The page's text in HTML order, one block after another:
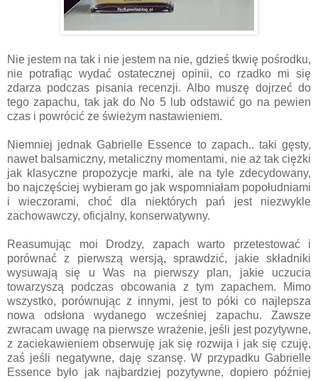
Nie jestem na tak i nie jestem na nie, gdzieś tkwię pośrodku,
nie potrafiąc wydać ostatecznej opinii, co rzadko mi się
zdarza podczas pisania recenzji. Albo muszę dojrzeć do
tego zapachu, tak jak do No 5 lub odstawić go na pewien
czas i powrócić ze świeżym nastawieniem.
Niemniej jednak Gabrielle Essence to zapach.. taki gęsty,
nawet balsamiczny, metaliczny momentami, nie aż tak ciężki
jak klasyczne propozycje marki, ale na tyle zdecydowany,
bo najczęściej wybieram go jak wspomniałam popołudniami
i wieczorami, choć dla niektórych pań jest niezwykle
zachowawczy, oficjalny, konserwatywny.
Reasumując moi Drodzy, zapach warto przetestować i
porównać z pierwszą wersją, sprawdzić, jakie składniki
wysuwają się u Was na pierwszy plan, jakie uczucia
towarzyszą podczas obcowania z tym zapachem. Mimo
wszystko, porównując z innymi, jest to póki co najlepsza
nowa odsłona wydanego wcześniej zapachu. Zawsze
zwracam uwagę na pierwsze wrażenie, jeśli jest pozytywne,
z zaciekawieniem obserwuję jak się rozwija i jak się czuję,
zaś jeśli negatywne, daję szansę. W przypadku Gabrielle
Essence było jak najbardziej pozytywne, dopiero później